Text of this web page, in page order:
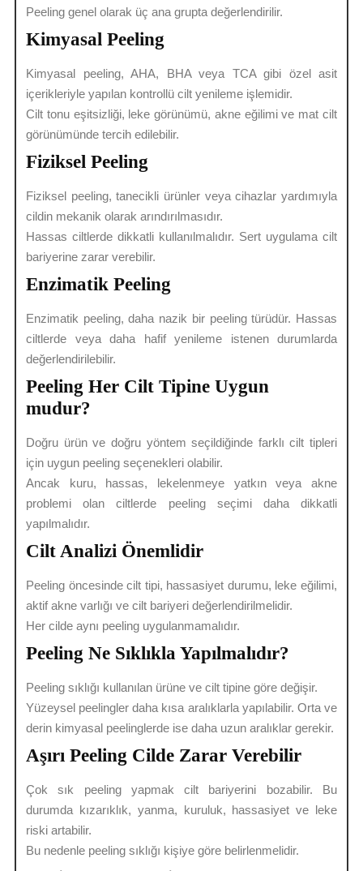
Peeling genel olarak üç ana grupta değerlendirilir.
Kimyasal Peeling
Kimyasal peeling, AHA, BHA veya TCA gibi özel asit
içerikleriyle yapılan kontrollü cilt yenileme işlemidir.
Cilt tonu eşitsizliği, leke görünümü, akne eğilimi ve mat cilt
görünümünde tercih edilebilir.
Fiziksel Peeling
Fiziksel peeling, tanecikli ürünler veya cihazlar yardımıyla
cildin mekanik olarak arındırılmasıdır.
Hassas ciltlerde dikkatli kullanılmalıdır. Sert uygulama cilt
bariyerine zarar verebilir.
Enzimatik Peeling
Enzimatik peeling, daha nazik bir peeling türüdür. Hassas
ciltlerde veya daha hafif yenileme istenen durumlarda
değerlendirilebilir.
Peeling Her Cilt Tipine Uygun
mudur?
Doğru ürün ve doğru yöntem seçildiğinde farklı cilt tipleri
için uygun peeling seçenekleri olabilir.
Ancak kuru, hassas, lekelenmeye yatkın veya akne
problemi olan ciltlerde peeling seçimi daha dikkatli
yapılmalıdır.
Cilt Analizi Önemlidir
Peeling öncesinde cilt tipi, hassasiyet durumu, leke eğilimi,
aktif akne varlığı ve cilt bariyeri değerlendirilmelidir.
Her cilde aynı peeling uygulanmamalıdır.
Peeling Ne Sıklıkla Yapılmalıdır?
Peeling sıklığı kullanılan ürüne ve cilt tipine göre değişir.
Yüzeysel peelingler daha kısa aralıklarla yapılabilir. Orta ve
derin kimyasal peelinglerde ise daha uzun aralıklar gerekir.
Aşırı Peeling Cilde Zarar Verebilir
Çok sık peeling yapmak cilt bariyerini bozabilir. Bu
durumda kızarıklık, yanma, kuruluk, hassasiyet ve leke
riski artabilir.
Bu nedenle peeling sıklığı kişiye göre belirlenmelidir.